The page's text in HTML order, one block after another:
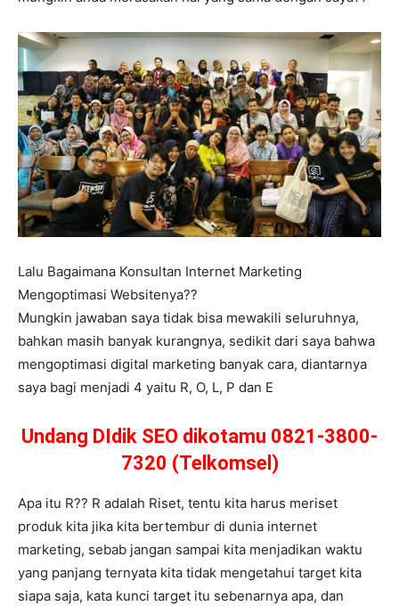
Lalu Bagaimana Konsultan Internet Marketing
Mengoptimasi Websitenya??
Mungkin jawaban saya tidak bisa mewakili seluruhnya,
bahkan masih banyak kurangnya, sedikit dari saya bahwa
mengoptimasi digital marketing banyak cara, diantarnya
saya bagi menjadi 4 yaitu R, O, L, P dan E
Undang DIdik SEO dikotamu 0821-3800-
7320 (Telkomsel)
Apa itu R?? R adalah Riset, tentu kita harus meriset
produk kita jika kita bertembur di dunia internet
marketing, sebab jangan sampai kita menjadikan waktu
yang panjang ternyata kita tidak mengetahui target kita
siapa saja, kata kunci target itu sebenarnya apa, dan